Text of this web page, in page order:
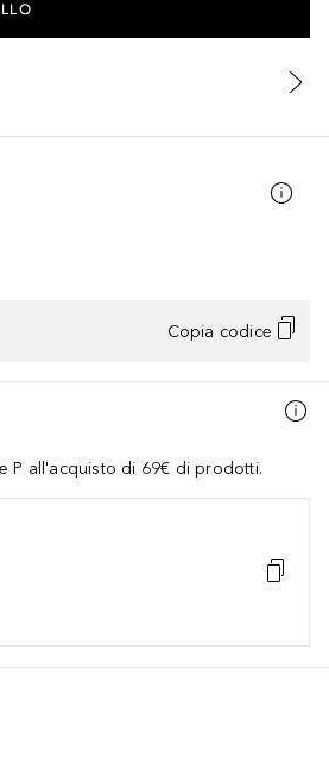
Copia codice
P all'acquisto di 69€ di prodotti.